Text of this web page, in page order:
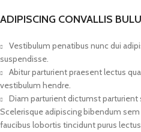
ADIPISCING CONVALLIS
Vestibulum penatibus nunc dui
suspendisse.
Abitur parturient praesent lectus
vestibulum hendre.
Diam parturient dictumst parturient
Scelerisque adipiscing bibendum
faucibus lobortis tincidunt purus